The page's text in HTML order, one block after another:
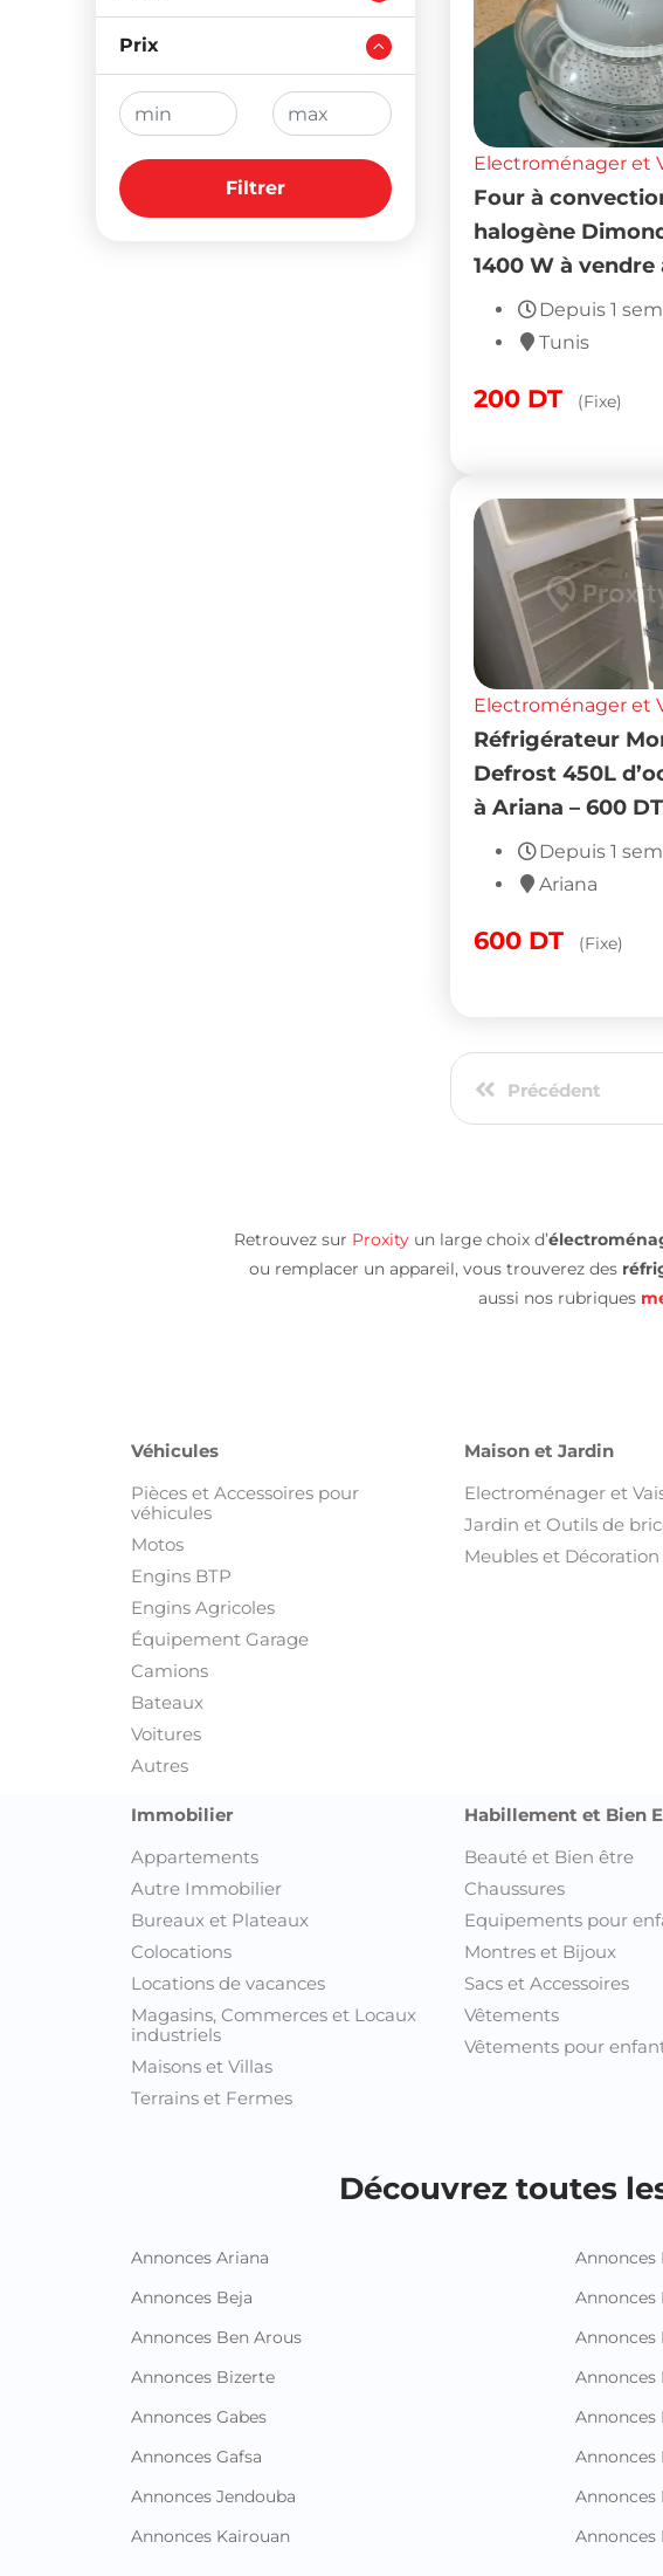
Prix
Filtrer
Electroménager et
Four à
halogène
1400 W à vendre
Depuis 1
Tunis
200 DT (Fixe)
Electroménager et
Réfrigérateur
Defrost 450L
à Ariana – 600 DT
Depuis 1
Ariana
600 DT (Fixe)
Précédent
Retrouvez sur Proxity un large choix d’
ou remplacer un appareil, vous trouverez des
aussi nos rubriques
Véhicules
Pièces et Accessoires pour
véhicules
Motos
Engins BTP
Engins Agricoles
Équipement Garage
Camions
Bateaux
Voitures
Autres
Maison et Jardin
Electroménager et
Jardin et Outils de
Meubles et Décoration
Immobilier
Appartements
Autre Immobilier
Bureaux et Plateaux
Colocations
Locations de vacances
Magasins, Commerces et Locaux
industriels
Maisons et Villas
Terrains et Fermes
Habillement et Bien
Beauté et Bien être
Chaussures
Equipements pour
Montres et Bijoux
Sacs et Accessoires
Vêtements
Vêtements pour
Découvrez toutes
Annonces Ariana
Annonces Beja
Annonces Ben Arous
Annonces Bizerte
Annonces Gabes
Annonces Gafsa
Annonces Jendouba
Annonces Kairouan
Annonces
Annonces
Annonces
Annonces
Annonces
Annonces
Annonces
Annonces